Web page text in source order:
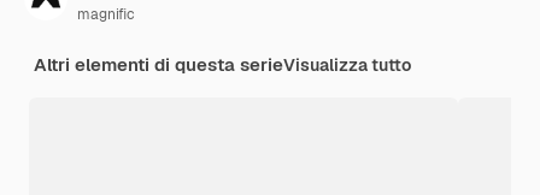
magnific
Altri elementi di questa serieVisualizza tutto